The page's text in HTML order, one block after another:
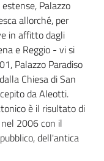
Palazzo
allorché, per
in affitto dagli
e Reggio - vi si
Palazzo Paradiso
Chiesa di San
da Aleotti.
è il risultato di
2006 con il
dell'antica